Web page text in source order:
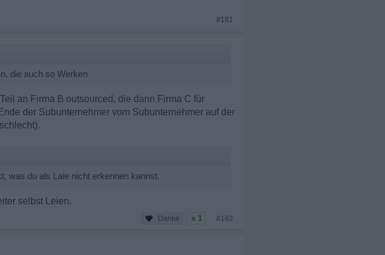
#181
die auch so Werken
an Firma B outsourced, die dann Firma C für
der Subunternehmer vom Subunternehmer auf der
was du als Laie nicht erkennen kannst.
selbst Leien.
x 1 #182